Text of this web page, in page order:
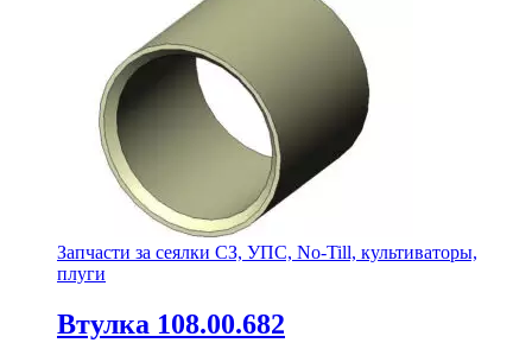
Запчасти за сеялки СЗ, УПС, No-Till, культиваторы,
плуги
Втулка 108.00.682